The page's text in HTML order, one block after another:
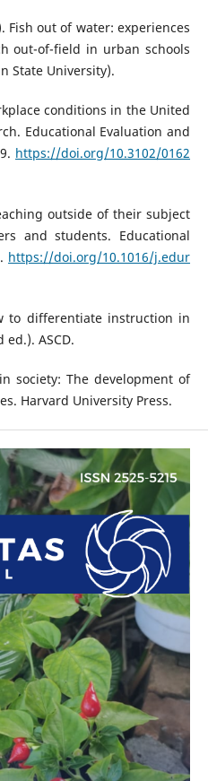
Fish out of water: experiences
out-of-field in urban schools
State University).
conditions in the United
Educational Evaluation and
https://doi.org/10.3102/0162
outside of their subject
and students. Educational
https://doi.org/10.1016/j.edur
to differentiate instruction in
ASCD.
society: The development of
Harvard University Press.